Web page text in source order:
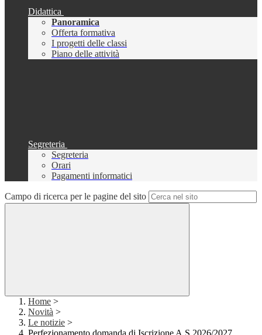
Didattica
Panoramica
Offerta formativa
I progetti delle classi
Piano delle attività
Segreteria
Segreteria
Orari
Pagamenti informatici
Campo di ricerca per le pagine del sito
Home >
Novità >
Le notizie >